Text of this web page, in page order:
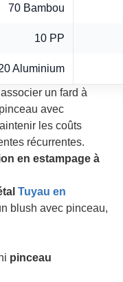
70 Bambou
10 PP
Aluminium
un fard à
avec
les coûts
récurrentes.
en estampage à
Tuyau en
blush avec pinceau,
pinceau